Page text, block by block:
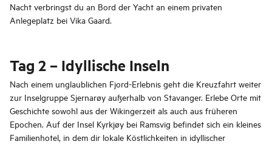
Nacht verbringst du an Bord der Yacht an einem privaten
Anlegeplatz bei Vika Gaard.
Tag 2 – Idyllische Inseln
Nach einem unglaublichen Fjord-Erlebnis geht die Kreuzfahrt weiter
zur Inselgruppe Sjernarøy außerhalb von Stavanger. Erlebe Orte mit
Geschichte sowohl aus der Wikingerzeit als auch aus früheren
Epochen. Auf der Insel Kyrkjøy bei Ramsvig befindet sich ein kleines
Familienhotel, in dem dir lokale Köstlichkeiten in idyllischer